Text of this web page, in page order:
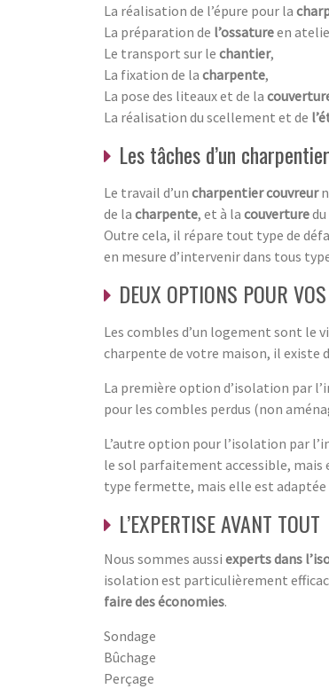
La réalisation de l’épure pour la
La préparation de l’ossatureen
Le transport sur le chantier,
La fixation de la charpente,
La pose des liteaux et de la
La réalisation du scellement et de
Les tâches d’un
Le travail d’un charpentier couvreur
de la charpente, et à la couverturedu
Outre cela, il répare tout type de
en mesure d’intervenir dans tous
DEUX OPTIONS POUR
Les combles d’un logement sont le
charpente de votre maison, il existe
La première option d’isolation par
pour les combles perdus (non
L’autre option pour l’isolation par
le sol parfaitement accessible, mais
type fermette, mais elle est adaptée
L’EXPERTISE AVANT TOUT
Nous sommes aussi experts dans
isolation est particulièrement
faire des économies.
Sondage
Bûchage
Perçage